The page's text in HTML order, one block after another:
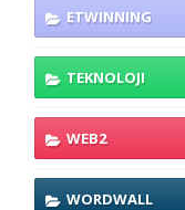
ETWINNING
TEKNOLOJI
WEB2
WORDWALL